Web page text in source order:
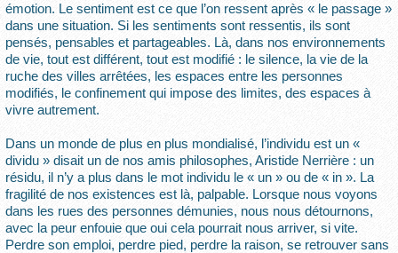
émotion. Le sentiment est ce que l’on ressent après « le passage »
dans une situation. Si les sentiments sont ressentis, ils sont
pensés, pensables et partageables. Là, dans nos environnements
de vie, tout est différent, tout est modifié : le silence, la vie de la
ruche des villes arrêtées, les espaces entre les personnes
modifiés, le confinement qui impose des limites, des espaces à
vivre autrement.
Dans un monde de plus en plus mondialisé, l’individu est un «
dividu » disait un de nos amis philosophes, Aristide Nerrière : un
résidu, il n’y a plus dans le mot individu le « un » ou de « in ». La
fragilité de nos existences est là, palpable. Lorsque nous voyons
dans les rues des personnes démunies, nous nous détournons,
avec la peur enfouie que oui cela pourrait nous arriver, si vite.
Perdre son emploi, perdre pied, perdre la raison, se retrouver sans